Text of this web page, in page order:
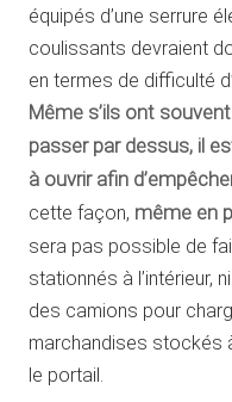
équipés d’une serrure
coulissants devraient
en termes de difficulté
Même s’ils ont
passer par dessus, il
à ouvrir afin
cette façon, même en
sera pas possible de
stationnés à l’intérieur,
des camions pour
marchandises stockés
le portail.